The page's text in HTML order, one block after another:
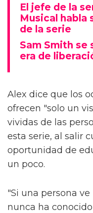
El jefe de la
Musical habla
de la serie
Sam Smith se
era de
Alex dice que los
ofrecen "solo un
vividas de las
esta serie, al salir
oportunidad de
un poco.
"Si una persona
nunca ha